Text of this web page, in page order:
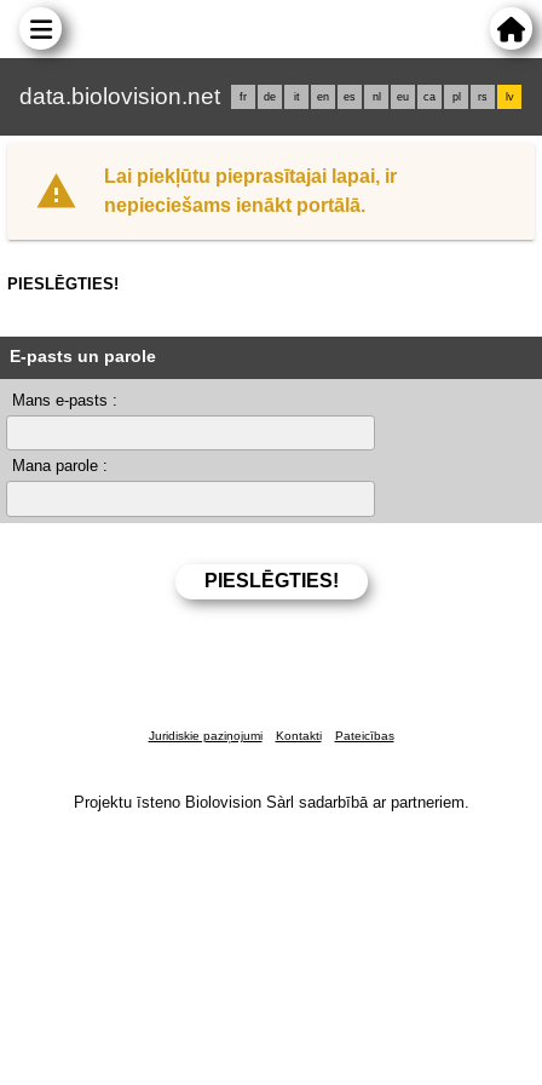
data.biolovision.net fr de it en es nl eu ca pl rs lv
Lai piekļūtu pieprasītajai lapai, ir
nepieciešams ienākt portālā.
PIESLĒGTIES!
E-pasts un parole
Mans e-pasts :
Mana parole :
Juridiskie paziņojumi Kontakti Pateicības
Projektu īsteno Biolovision Sàrl sadarbībā ar partneriem.